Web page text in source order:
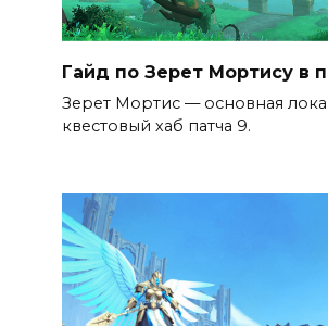
Гайд по Зерет Мортису в
Зерет Мортис — основная
квестовый хаб патча 9.